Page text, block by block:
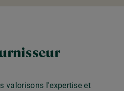
valorisons l'expertise et